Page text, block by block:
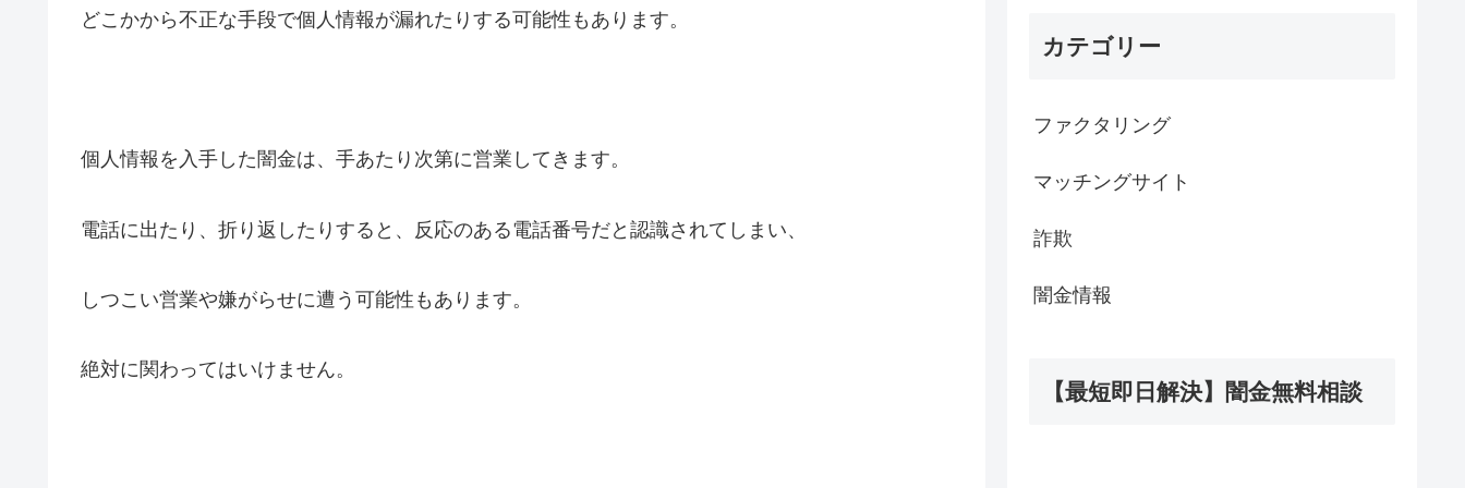
どこかから不正な手段で個人情報が漏れたりする可能性もあります。
個人情報を入手した闇金は、手あたり次第に営業してきます。
電話に出たり、折り返したりすると、反応のある電話番号だと認識されてしまい、
しつこい営業や嫌がらせに遭う可能性もあります。
絶対に関わってはいけません。
カテゴリー
ファクタリング
マッチングサイト
詐欺
闇金情報
【最短即日解決】闇金無料相談